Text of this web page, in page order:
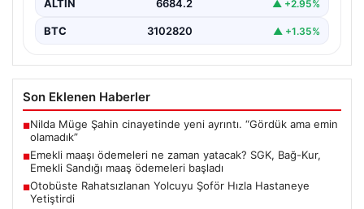
ALTIN 6684.2 ▲ +2.95%
BTC 3102820 ▲ +1.35%
Son Eklenen Haberler
■Nilda Müge Şahin cinayetinde yeni ayrıntı. “Gördük ama emin
olamadık”
■Emekli maaşı ödemeleri ne zaman yatacak? SGK, Bağ-Kur,
Emekli Sandığı maaş ödemeleri başladı
■Otobüste Rahatsızlanan Yolcuyu Şoför Hızla Hastaneye
Yetiştirdi